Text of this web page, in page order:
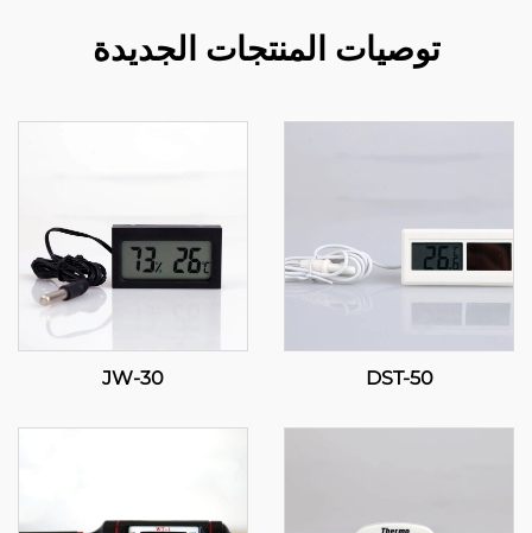
توصيات المنتجات الجديدة
DST-50
JW-30